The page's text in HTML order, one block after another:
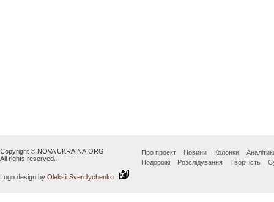
Copyright © NOVA UKRAINA.ORG
All rights reserved.
Logo design by Oleksii Sverdlychenko
Про проект Новини Колонки
Подорожі
Розслідування Творчість